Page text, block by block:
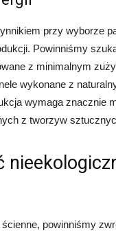
przy wyborze
Powinniśmy
z minimalnym
wykonane z
wymaga znacznie
z tworzyw
powinniśmy